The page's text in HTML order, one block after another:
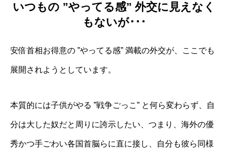
いつもの ”やってる感” 外交に見えなく
もないが･･･
安倍首相お得意の ”やってる感” 満載の外交が、ここでも
展開されようとしています。
本質的には子供がやる ”戦争ごっこ” と何ら変わらず、自
分は大した奴だと周りに誇示したい、つまり、海外の優
秀かつ手ごわい各国首脳らに直に接し、自分も彼ら同様